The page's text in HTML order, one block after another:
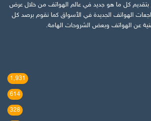
بتقديم كل ما هو جديد في عالم الهواتف من خلال عرض
الهواتف الجديدة في الأسواق كما نقوم برصد كل
عن الهواتف وبعض الشروحات الهامة.
1٬931
614
328